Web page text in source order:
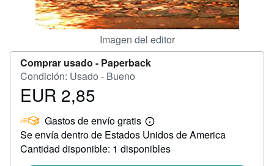
Imagen del editor
Comprar usado - Paperback
Condición: Usado - Bueno
Precio
2,85
EUR 2,85
Gastos de envío gratis
Más
información
sobre
las
Se envía dentro de Estados Unidos de America
Cantidad disponible: 1 disponibles